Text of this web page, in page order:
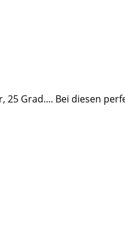
25 Grad.... Bei diesen